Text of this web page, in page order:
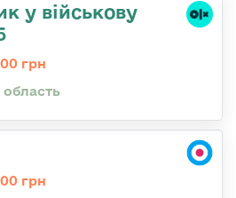
у військову
грн
область
грн